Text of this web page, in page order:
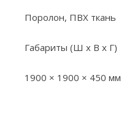
Поролон, ПВХ ткань
Габариты (Ш х В х Г)
1900 × 1900 × 450 мм